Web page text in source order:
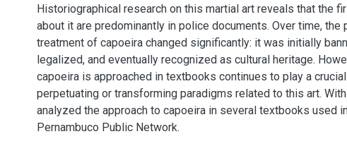
Historiographical research on this martial art reveals that the
about it are predominantly in police documents. Over time, the
treatment of capoeira changed significantly: it was initially
legalized, and eventually recognized as cultural heritage.
capoeira is approached in textbooks continues to play a
perpetuating or transforming paradigms related to this art.
analyzed the approach to capoeira in several textbooks used
Pernambuco Public Network.